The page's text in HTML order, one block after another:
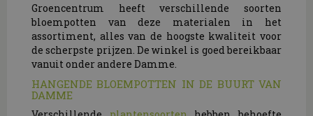
Groencentrum heeft verschillende soorten
bloempotten van deze materialen in het
assortiment, alles van de hoogste kwaliteit voor
de scherpste prijzen. De winkel is goed bereikbaar
vanuit onder andere Damme.
HANGENDE BLOEMPOTTEN IN DE BUURT VAN
DAMME